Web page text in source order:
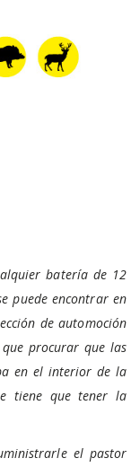
batería de 12
puede encontrar en
de automoción
procurar que las
en el interior de la
tiene que tener la
el pastor